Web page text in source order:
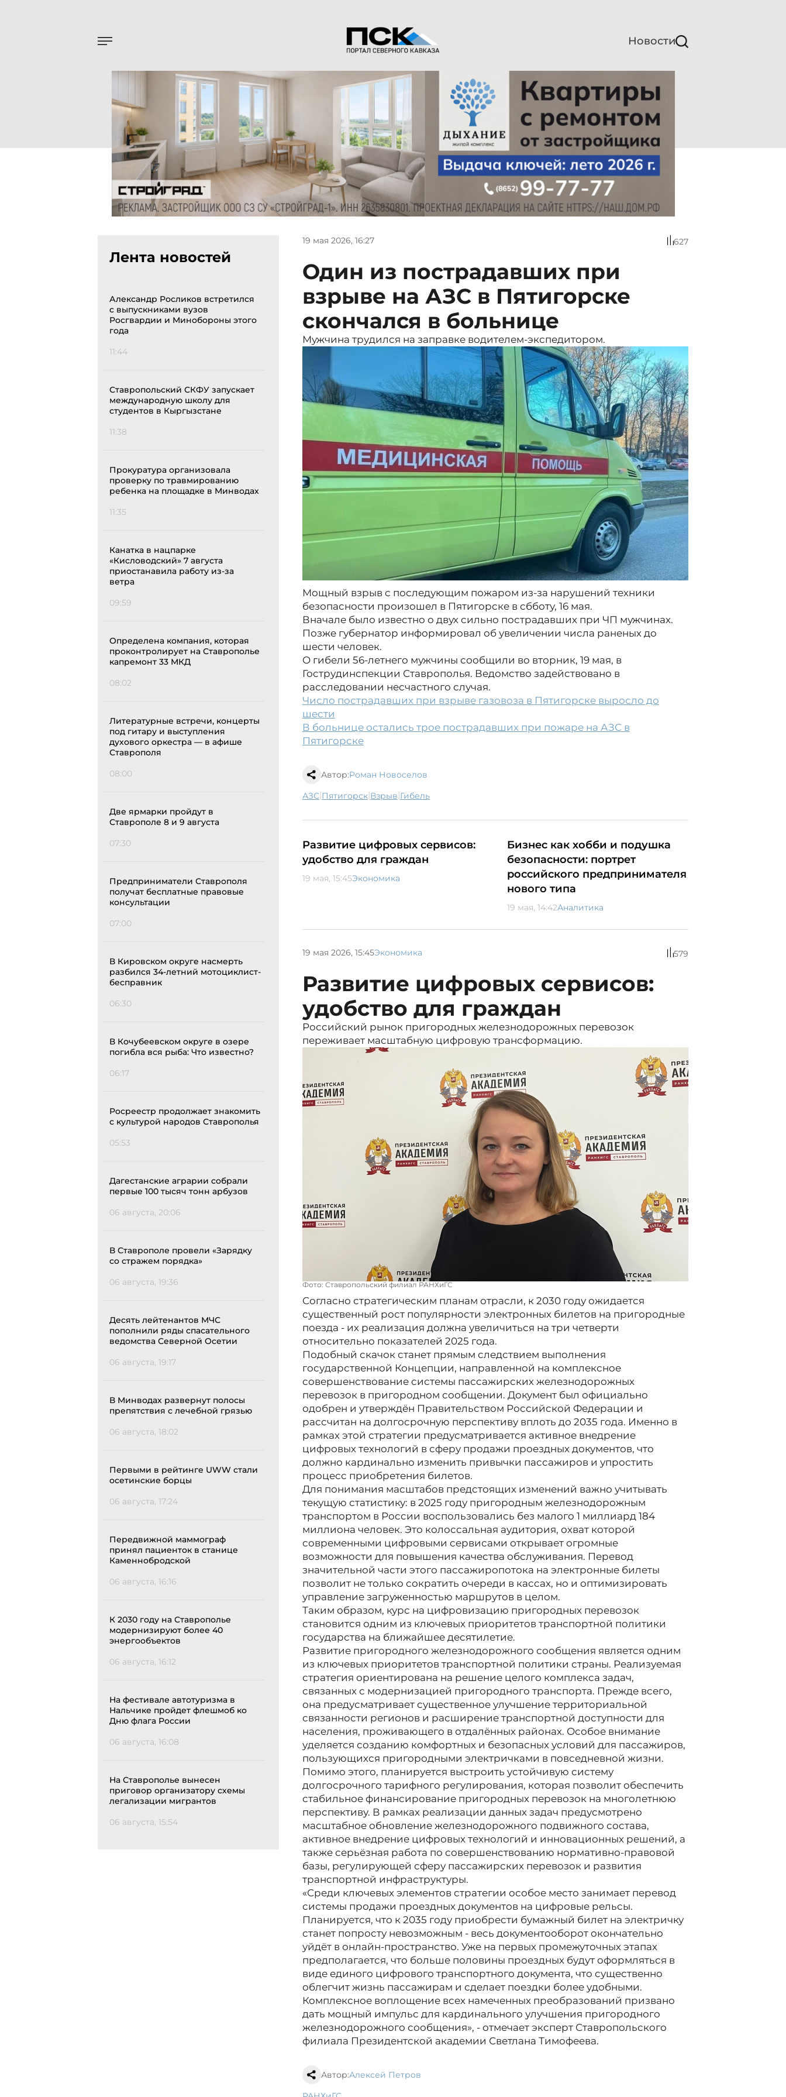
Новости
Лента новостей
Александр Росликов встретился
с выпускниками вузов
Росгвардии и Минобороны этого
года
11:44
Ставропольский СКФУ запускает
международную школу для
студентов в Кыргызстане
11:38
Прокуратура организовала
проверку по травмированию
ребенка на площадке в Минводах
11:35
Канатка в нацпарке
«Кисловодский» 7 августа
приостанавила работу из-за
ветра
09:59
Определена компания, которая
проконтролирует на Ставрополье
капремонт 33 МКД
08:02
Литературные встречи, концерты
под гитару и выступления
духового оркестра — в афише
Ставрополя
08:00
Две ярмарки пройдут в
Ставрополе 8 и 9 августа
07:30
Предприниматели Ставрополя
получат бесплатные правовые
консультации
07:00
В Кировском округе насмерть
разбился 34-летний мотоциклист-
бесправник
06:30
В Кочубеевском округе в озере
погибла вся рыба: Что известно?
06:17
Росреестр продолжает знакомить
с культурой народов Ставрополья
05:53
Дагестанские аграрии собрали
первые 100 тысяч тонн арбузов
06 августа, 20:06
В Ставрополе провели «Зарядку
со стражем порядка»
06 августа, 19:36
Десять лейтенантов МЧС
пополнили ряды спасательного
ведомства Северной Осетии
06 августа, 19:17
В Минводах развернут полосы
препятствия с лечебной грязью
06 августа, 18:02
Первыми в рейтинге UWW стали
осетинские борцы
06 августа, 17:24
Передвижной маммограф
принял пациенток в станице
Каменнобродской
06 августа, 16:16
К 2030 году на Ставрополье
модернизируют более 40
энергообъектов
06 августа, 16:12
На фестивале автотуризма в
Нальчике пройдет флешмоб ко
Дню флага России
06 августа, 16:08
На Ставрополье вынесен
приговор организатору схемы
легализации мигрантов
06 августа, 15:54
19 мая 2026, 16:27 627
Один из пострадавших при
взрыве на АЗС в Пятигорске
скончался в больнице
Мужчина трудился на заправке водителем-экспедитором.
Мощный взрыв с последующим пожаром из-за нарушений техники
безопасности произошел в Пятигорске в сбботу, 16 мая.
Вначале было известно о двух сильно пострадавших при ЧП мужчинах.
Позже губернатор информировал об увеличении числа раненых до
шести человек.
О гибели 56-летнего мужчины сообщили во вторник, 19 мая, в
Гострудинспекции Ставрополья. Ведомство задействовано в
расследовании несчастного случая.
Число пострадавших при взрыве газовоза в Пятигорске выросло до
шести
В больнице остались трое пострадавших при пожаре на АЗС в
Пятигорске
Автор:Роман Новоселов
АЗС| Пятигорск| взрыв| гибель
Развитие цифровых сервисов:
удобство для граждан
19 мая, 15:45Экономика
Бизнес как хобби и подушка
безопасности: портрет
российского предпринимателя
нового типа
19 мая, 14:42Аналитика
19 мая 2026, 15:45Экономика 579
Развитие цифровых сервисов:
удобство для граждан
Российский рынок пригородных железнодорожных перевозок
переживает масштабную цифровую трансформацию.
Фото: Ставропольский филиал РАНХиГС
Согласно стратегическим планам отрасли, к 2030 году ожидается
существенный рост популярности электронных билетов на пригородные
поезда - их реализация должна увеличиться на три четверти
относительно показателей 2025 года.
Подобный скачок станет прямым следствием выполнения
государственной Концепции, направленной на комплексное
совершенствование системы пассажирских железнодорожных
перевозок в пригородном сообщении. Документ был официально
одобрен и утверждён Правительством Российской Федерации и
рассчитан на долгосрочную перспективу вплоть до 2035 года. Именно в
рамках этой стратегии предусматривается активное внедрение
цифровых технологий в сферу продажи проездных документов, что
должно кардинально изменить привычки пассажиров и упростить
процесс приобретения билетов.
Для понимания масштабов предстоящих изменений важно учитывать
текущую статистику: в 2025 году пригородным железнодорожным
транспортом в России воспользовались без малого 1 миллиард 184
миллиона человек. Это колоссальная аудитория, охват которой
современными цифровыми сервисами открывает огромные
возможности для повышения качества обслуживания. Перевод
значительной части этого пассажиропотока на электронные билеты
позволит не только сократить очереди в кассах, но и оптимизировать
управление загруженностью маршрутов в целом.
Таким образом, курс на цифровизацию пригородных перевозок
становится одним из ключевых приоритетов транспортной политики
государства на ближайшее десятилетие.
Развитие пригородного железнодорожного сообщения является одним
из ключевых приоритетов транспортной политики страны. Реализуемая
стратегия ориентирована на решение целого комплекса задач,
связанных с модернизацией пригородного транспорта. Прежде всего,
она предусматривает существенное улучшение территориальной
связанности регионов и расширение транспортной доступности для
населения, проживающего в отдалённых районах. Особое внимание
уделяется созданию комфортных и безопасных условий для пассажиров,
пользующихся пригородными электричками в повседневной жизни.
Помимо этого, планируется выстроить устойчивую систему
долгосрочного тарифного регулирования, которая позволит обеспечить
стабильное финансирование пригородных перевозок на многолетнюю
перспективу. В рамках реализации данных задач предусмотрено
масштабное обновление железнодорожного подвижного состава,
активное внедрение цифровых технологий и инновационных решений, а
также серьёзная работа по совершенствованию нормативно-правовой
базы, регулирующей сферу пассажирских перевозок и развития
транспортной инфраструктуры.
«Среди ключевых элементов стратегии особое место занимает перевод
системы продажи проездных документов на цифровые рельсы.
Планируется, что к 2035 году приобрести бумажный билет на электричку
станет попросту невозможным - весь документооборот окончательно
уйдёт в онлайн-пространство. Уже на первых промежуточных этапах
предполагается, что больше половины проездных будут оформляться в
виде единого цифрового транспортного документа, что существенно
облегчит жизнь пассажирам и сделает поездки более удобными.
Комплексное воплощение всех намеченных преобразований призвано
дать мощный импульс для кардинального улучшения пригородного
железнодорожного сообщения», - отмечает эксперт Ставропольского
филиала Президентской академии Светлана Тимофеева.
Автор:Алексей Петров